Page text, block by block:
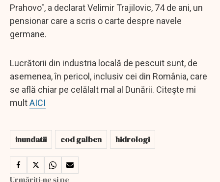
Prahovo", a declarat Velimir Trajilovic, 74 de ani, un
pensionar care a scris o carte despre navele
germane.
Lucrătorii din industria locală de pescuit sunt, de
asemenea, în pericol, inclusiv cei din România, care
se află chiar pe celălalt mal al Dunării. Citește mi
multAICI
inundatii cod galben hidrologi
Urmăriți-ne și pe